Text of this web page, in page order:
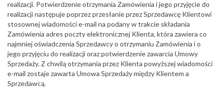
realizacji. Potwierdzenie otrzymania Zamówienia i jego przyjęcie do
realizacji następuje poprzez przesłanie przez Sprzedawcę Klientowi
stosownej wiadomości e-mail na podany w trakcie składania
Zamówienia adres poczty elektronicznej Klienta, która zawiera co
najmniej oświadczenia Sprzedawcy o otrzymaniu Zamówienia i o
jego przyjęciu do realizacji oraz potwierdzenie zawarcia Umowy
Sprzedaży. Z chwilą otrzymania przez Klienta powyższej wiadomości
e-mail zostaje zawarta Umowa Sprzedaży między Klientem a
Sprzedawcą.